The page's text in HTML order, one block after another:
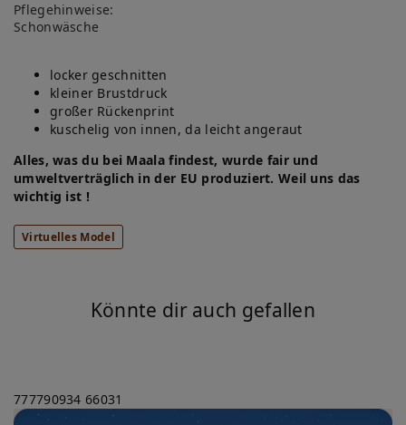
Pflegehinweise:
Schonwäsche
locker geschnitten
kleiner Brustdruck
großer Rückenprint
kuschelig von innen, da leicht angeraut
Alles, was du bei Maala findest, wurde fair und
umweltverträglich in der EU produziert. Weil uns das
wichtig ist !
Virtuelles Model
Könnte dir auch gefallen
777790934 66031